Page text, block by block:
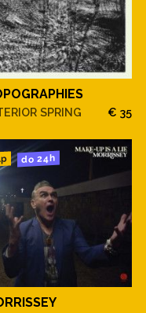
SPRING € 35
do 24h